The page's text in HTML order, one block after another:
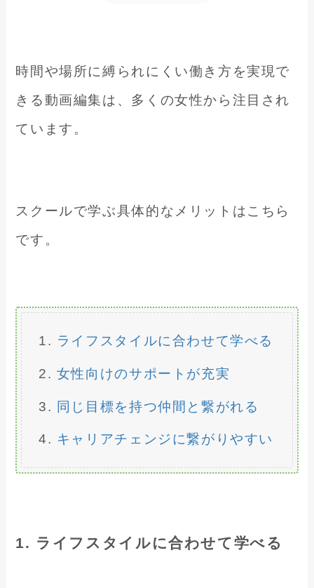
時間や場所に縛られにくい働き方を実現で
きる動画編集は、多くの女性から注目され
ています。
スクールで学ぶ具体的なメリットはこちら
です。
ライフスタイルに合わせて学べる
女性向けのサポートが充実
同じ目標を持つ仲間と繋がれる
キャリアチェンジに繋がりやすい
1. ライフスタイルに合わせて学べる